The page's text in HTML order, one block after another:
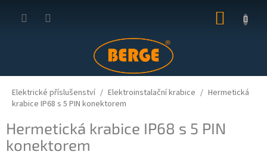
KOŠÍK
Elektrické příslušenství Elektroinstalační krabice
Hermetická
krabice IP68 s 5 PIN konektorem
Hermetická krabice IP68 s 5 PIN
konektorem